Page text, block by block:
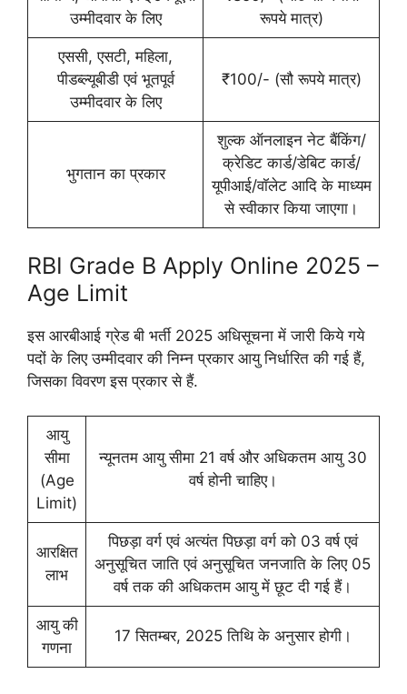
उम्मीदवार के लिए
रूपये मात्र)
एससी, एसटी, महिला,
पीडब्ल्यूबीडी एवं भूतपूर्व
उम्मीदवार के लिए
₹100/- (सौ रूपये मात्र)
भुगतान का प्रकार
शुल्क ऑनलाइन नेट बैंकिंग/
क्रेडिट कार्ड/डेबिट कार्ड/
यूपीआई/वॉलेट आदि के माध्यम
से स्वीकार किया जाएगा।
RBI Grade B Apply Online 2025 –
Age Limit
इस आरबीआई ग्रेड बी भर्ती 2025 अधिसूचना में जारी किये गये
पदों के लिए उम्मीदवार की निम्न प्रकार आयु निर्धारित की गई हैं,
जिसका विवरण इस प्रकार से हैं.
आयु
सीमा
(Age
Limit)
न्यूनतम आयु सीमा 21 वर्ष और अधिकतम आयु 30
वर्ष होनी चाहिए।
आरक्षित
लाभ
पिछड़ा वर्ग एवं अत्यंत पिछड़ा वर्ग को 03 वर्ष एवं
अनुसूचित जाति एवं अनुसूचित जनजाति के लिए 05
वर्ष तक की अधिकतम आयु में छूट दी गई हैं।
आयु की
गणना
17 सितम्बर, 2025 तिथि के अनुसार होगी।